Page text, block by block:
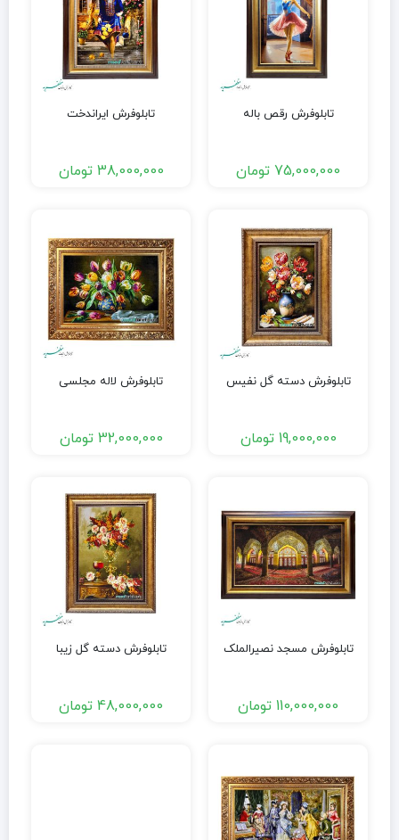
تابلوفرش رقص باله
75,000,000 تومان
تابلوفرش ایراندخت
38,000,000 تومان
تابلوفرش دسته گل نفیس
19,000,000 تومان
تابلوفرش لاله مجلسی
32,000,000 تومان
تابلوفرش مسجد نصیرالملک
110,000,000 تومان
تابلوفرش دسته گل زیبا
48,000,000 تومان